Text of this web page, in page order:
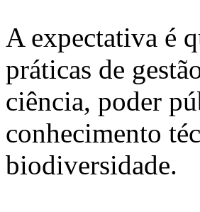
A expectativa é
práticas de
ciência, poder
conhecimento
biodiversidade.